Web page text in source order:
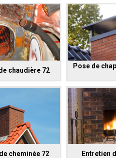
chaudière 72
Pose de
cheminée 72 Entretien